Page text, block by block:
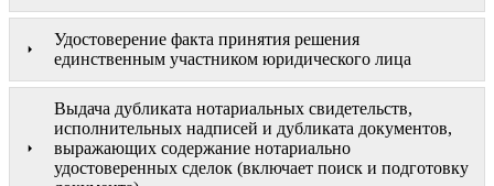
Удостоверение факта принятия решения
единственным участником юридического лица
Выдача дубликата нотариальных свидетельств,
исполнительных надписей и дубликата документов,
выражающих содержание нотариально
удостоверенных сделок (включает поиск и подготовку